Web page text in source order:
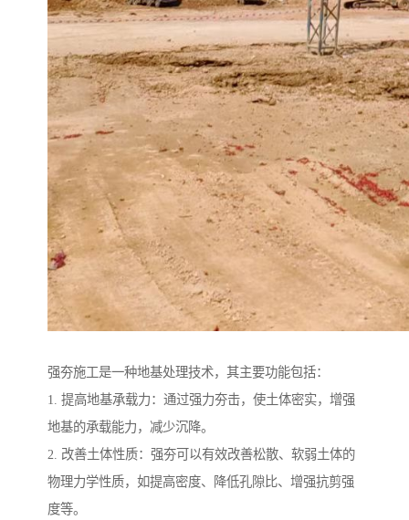
强夯施工是一种地基处理技术，其主要功能包括：
1. 提高地基承载力：通过强力夯击，使土体密实，增强
地基的承载能力，减少沉降。
2. 改善土体性质：强夯可以有效改善松散、软弱土体的
物理力学性质，如提高密度、降低孔隙比、增强抗剪强
度等。